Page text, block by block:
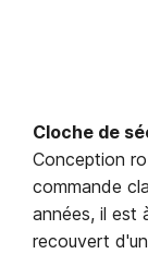
Cloche de
Conception
commande
années, il est
recouvert